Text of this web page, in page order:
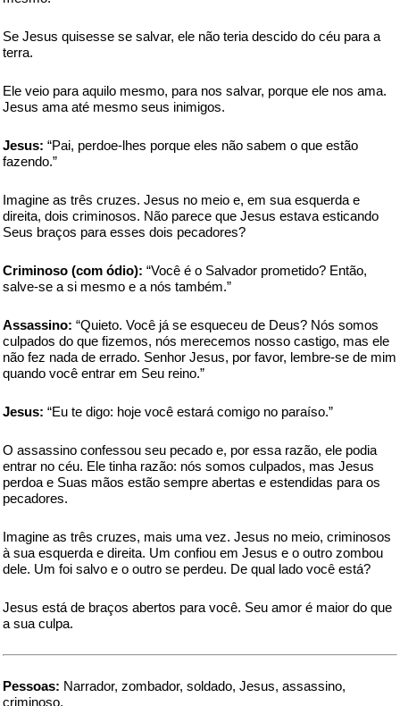
Se Jesus quisesse se salvar, ele não teria descido do céu para a
terra.
Ele veio para aquilo mesmo, para nos salvar, porque ele nos ama.
Jesus ama até mesmo seus inimigos.
Jesus: “Pai, perdoe-lhes porque eles não sabem o que estão
fazendo.”
Imagine as três cruzes. Jesus no meio e, em sua esquerda e
direita, dois criminosos. Não parece que Jesus estava esticando
Seus braços para esses dois pecadores?
Criminoso (com ódio): “Você é o Salvador prometido? Então,
salve-se a si mesmo e a nós também.”
Assassino: “Quieto. Você já se esqueceu de Deus? Nós somos
culpados do que fizemos, nós merecemos nosso castigo, mas ele
não fez nada de errado. Senhor Jesus, por favor, lembre-se de mim
quando você entrar em Seu reino.”
Jesus: “Eu te digo: hoje você estará comigo no paraíso.”
O assassino confessou seu pecado e, por essa razão, ele podia
entrar no céu. Ele tinha razão: nós somos culpados, mas Jesus
perdoa e Suas mãos estão sempre abertas e estendidas para os
pecadores.
Imagine as três cruzes, mais uma vez. Jesus no meio, criminosos
à sua esquerda e direita. Um confiou em Jesus e o outro zombou
dele. Um foi salvo e o outro se perdeu. De qual lado você está?
Jesus está de braços abertos para você. Seu amor é maior do que
a sua culpa.
Pessoas: Narrador, zombador, soldado, Jesus, assassino,
criminoso.